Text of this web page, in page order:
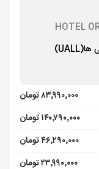
HOTEL
ها(UALL)
۸۳٬۹۹۰٬۰۰۰ تومان
۱۴۰٬۷۹۰٬۰۰۰ تومان
۴۶٬۲۹۰٬۰۰۰ تومان
۲۳٬۹۹۰٬۰۰۰ تومان